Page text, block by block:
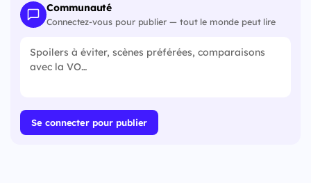
Communauté
Connectez-vous pour publier — tout le monde peut lire
Se connecter pour publier